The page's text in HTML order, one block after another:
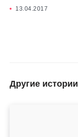
13.04.2017
Другие истории